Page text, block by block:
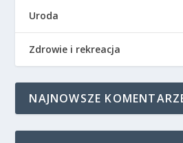
Uroda
Zdrowie i rekreacja
NAJNOWSZE